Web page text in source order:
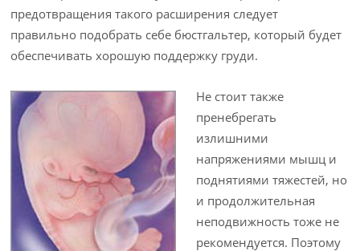
предотвращения такого расширения следует
правильно подобрать себе бюстгальтер, который будет
обеспечивать хорошую поддержку груди.
Не стоит также
пренебрегать
излишними
напряжениями мышц и
поднятиями тяжестей, но
и продолжительная
неподвижность тоже не
рекомендуется. Поэтому